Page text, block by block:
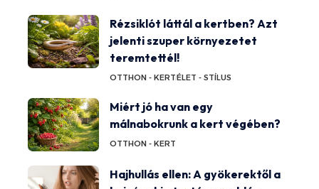
Rézsiklót láttál a kertben? Azt
jelenti szuper környezetet
teremtettél!
OTTHON - KERTÉLET - STÍLUS
Miért jó ha van egy
málnabokrunk a kert végében?
OTTHON - KERT
Hajhullás ellen: A gyökerektől a